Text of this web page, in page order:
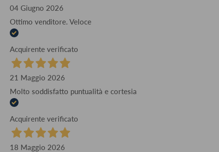
04 Giugno 2026
Ottimo venditore. Veloce
Acquirente verificato
21 Maggio 2026
Molto soddisfatto puntualità e cortesia
Acquirente verificato
18 Maggio 2026